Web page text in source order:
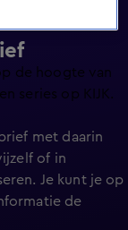
de hoogte van
series op KIJK.
met daarin
of in
Je kunt je op
de